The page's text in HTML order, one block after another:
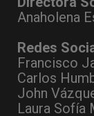
Anaholena
Redes
Francisco
Carlos
John
Laura Sofía